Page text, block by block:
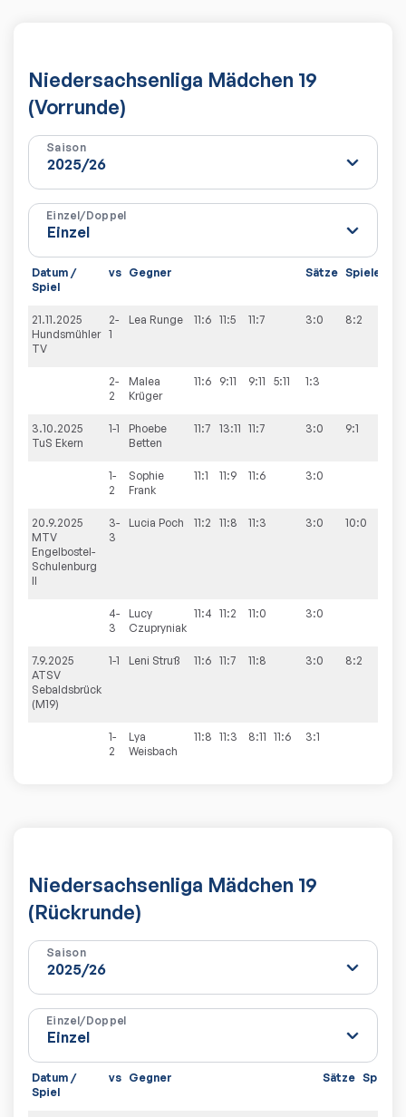
Niedersachsenliga Mädchen 19
(Vorrunde)
Saison
Einzel/Doppel
Datum /
Spiel
vs Gegner Sätze Spiele
21.11.2025
Hundsmühler
TV
2-
1
Lea Runge 11:6 11:5 11:7 3:0 8:2
2-
2
Malea
Krüger
11:6 9:11 9:11 5:11 1:3
3.10.2025
TuS Ekern
1-1
Phoebe
Betten
11:7 13:11 11:7 3:0 9:1
1-
2
Sophie
Frank
11:1 11:9 11:6 3:0
20.9.2025
MTV
Engelbostel-
Schulenburg
II
3-
3
Lucia Poch 11:2 11:8 11:3 3:0 10:0
4-
3
Lucy
Czupryniak
11:4 11:2 11:0 3:0
7.9.2025
ATSV
Sebaldsbrück
(M19)
1-1 Leni Struß 11:6 11:7 11:8 3:0 8:2
1-
2
Lya
Weisbach
11:8 11:3 8:11 11:6 3:1
Niedersachsenliga Mädchen 19
(Rückrunde)
Saison
Einzel/Doppel
Datum /
Spiel
vs Gegner Sätze Spiele